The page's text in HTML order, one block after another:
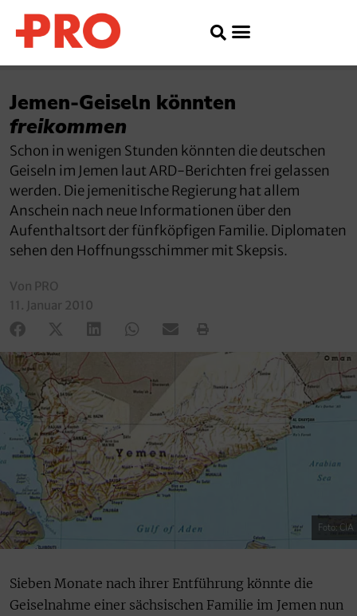
Jemen-Geiseln könnten
freikommen
Schon in wenigen Stunden könnten die deutschen
Geiseln im Jemen laut ARD-Berichten frei gelassen
werden. Die jemenitische Regierung hat allem
Anschein nach neue Informationen über den
Aufenthaltsort der fünfköpfigen Familie. Diplomaten
sehen den Hoffnungsschimmer mit Skepsis.
Von PRO
11. Januar 2010
Foto: CIA
Sieben Monate nach ihrer Entführung könnte die
Geiselnahme einer sächsischen Familie im Jemen nun